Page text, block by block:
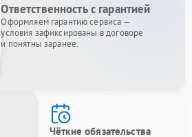
Ответственность с гарантией
Оформляем гарантию сервиса —
условия зафиксированы в договоре
и понятны заранее.
Чёткие обязательства